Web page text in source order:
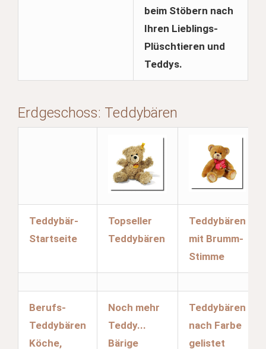
beim Stöbern nach
Ihren Lieblings-
Plüschtieren und
Teddys.
Erdgeschoss: Teddybären
Teddybär-
Startseite
Topseller
Teddybären
Teddybären
mit Brumm-
Stimme
Berufs-
Teddybären
Köche,
Noch mehr
Teddy...
Bärige
Teddybären
nach Farbe
gelistet